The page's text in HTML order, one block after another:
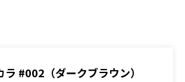
#002（ダークブラウン）